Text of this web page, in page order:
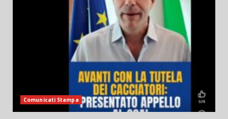
Comunicati Stampa